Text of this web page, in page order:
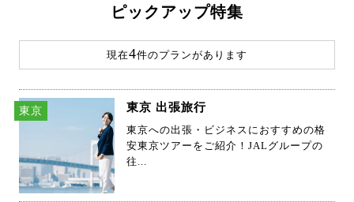
ピックアップ特集
現在4件のプランがあります
東京 東京 出張旅行
東京への出張・ビジネスにおすすめの格
安東京ツアーをご紹介！JALグループの
往...